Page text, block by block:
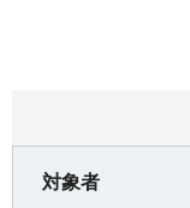
対象者